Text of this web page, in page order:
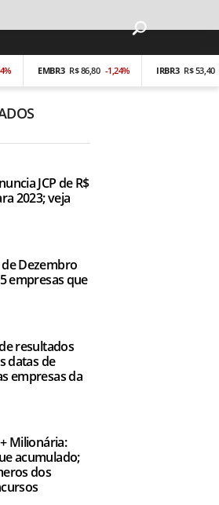
EMBR3 R$ 86,80 -1,24% R$ 53,40 -
JCP de R$
2023; veja
Dezembro
empresas que
resultados
datas de
empresas da
Milionária:
acumulado;
dos